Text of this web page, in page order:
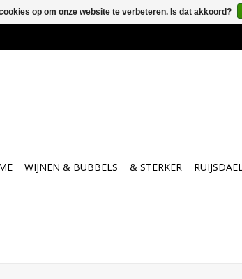
WIJNEN & BUBBELS & STERKER
op om onze website te verbeteren. Is dat akkoord?